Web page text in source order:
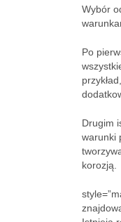
Wybór
Po
Drugim
warunki
korozją.